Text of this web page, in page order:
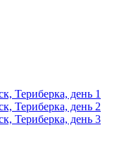
Териберка, день 1
Териберка, день 2
Териберка, день 3